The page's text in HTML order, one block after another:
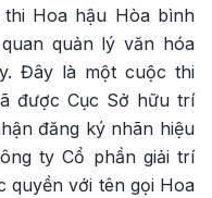
Hoa hậu Hòa bình
quản lý văn hóa
Đây là một cuộc thi
được Cục Sở hữu trí
đăng ký nhãn hiệu
ty Cổ phần giải trí
quyền với tên gọi Hoa